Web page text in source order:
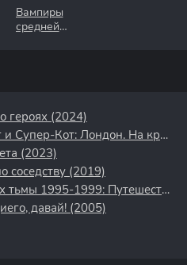
Вампиры
средней
героях (2024)
Леди Баг и Супер-Кот: Лондон. На краю времени (2024)
(2023)
соседству (2019)
В поисках тьмы 1995-1999: Путешествие в культовый хоррор 90-х (2025)
давай! (2005)